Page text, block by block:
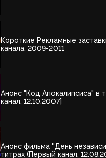
Короткие Рекламные
канала. 2009-2011
Анонс "Код Апокалипсиса" в
канал, 12.10.2007]
Анонс фильма "День
титрах (Первый канал,